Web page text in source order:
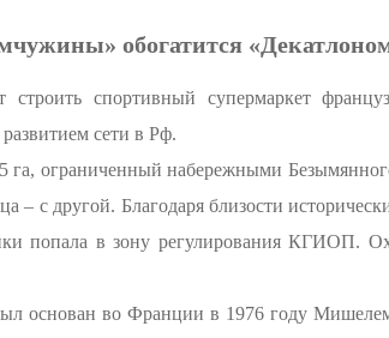
обогатится
спортивный супермаркет
сети в Рф.
га, ограниченный набережными
с другой. Благодаря близости
попала в зону регулирования КГИОП.
основан во Франции в 1976 году